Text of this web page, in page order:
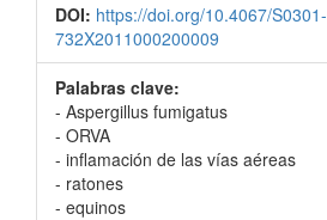
DOI: https://doi.org/10.4067/S0301-
732X2011000200009
Palabras clave:
- Aspergillus fumigatus
- ORVA
- inflamación de las vías aéreas
- ratones
- equinos